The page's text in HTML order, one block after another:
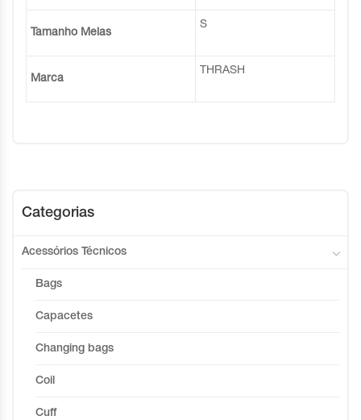
Tamanho Meias
S
Marca
THRASH
Categorias
Acessórios Técnicos
Bags
Capacetes
Changing bags
Coil
Cuff